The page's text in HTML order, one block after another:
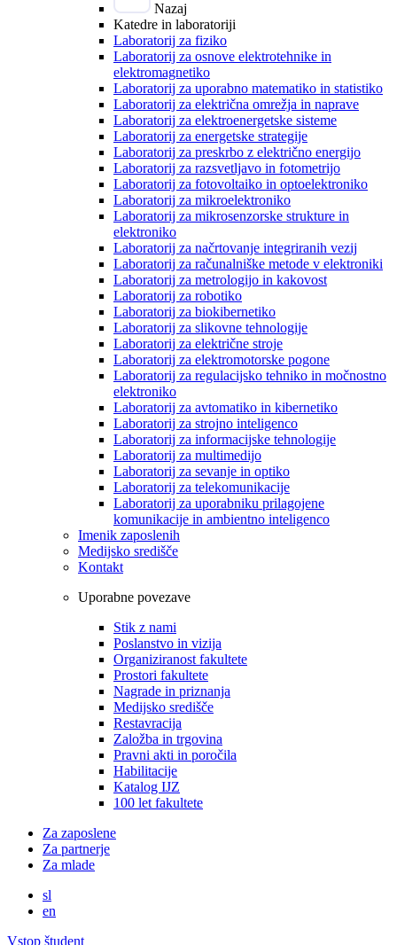
Nazaj
Katedre in laboratoriji
Laboratorij za fiziko
Laboratorij za osnove elektrotehnike in
elektromagnetiko
Laboratorij za uporabno matematiko in statistiko
Laboratorij za električna omrežja in naprave
Laboratorij za elektroenergetske sisteme
Laboratorij za energetske strategije
Laboratorij za preskrbo z električno energijo
Laboratorij za razsvetljavo in fotometrijo
Laboratorij za fotovoltaiko in optoelektroniko
Laboratorij za mikroelektroniko
Laboratorij za mikrosenzorske strukture in
elektroniko
Laboratorij za načrtovanje integriranih vezij
Laboratorij za računalniške metode v elektroniki
Laboratorij za metrologijo in kakovost
Laboratorij za robotiko
Laboratorij za biokibernetiko
Laboratorij za slikovne tehnologije
Laboratorij za električne stroje
Laboratorij za elektromotorske pogone
Laboratorij za regulacijsko tehniko in močnostno
elektroniko
Laboratorij za avtomatiko in kibernetiko
Laboratorij za strojno inteligenco
Laboratorij za informacijske tehnologije
Laboratorij za multimedijo
Laboratorij za sevanje in optiko
Laboratorij za telekomunikacije
Laboratorij za uporabniku prilagojene
komunikacije in ambientno inteligenco
Imenik zaposlenih
Medijsko središče
Kontakt
Uporabne povezave
Stik z nami
Poslanstvo in vizija
Organiziranost fakultete
Prostori fakultete
Nagrade in priznanja
Medijsko središče
Restavracija
Založba in trgovina
Pravni akti in poročila
Habilitacije
Katalog IJZ
100 let fakultete
Za zaposlene
Za partnerje
Za mlade
sl
en
Vstop študent